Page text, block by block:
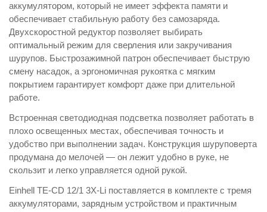
аккумулятором, который не имеет эффекта памяти и
обеспечивает стабильную работу без самозаряда.
Двухскоростной редуктор позволяет выбирать
оптимальный режим для сверления или закручивания
шурупов. Быстрозажимной патрон обеспечивает быструю
смену насадок, а эргономичная рукоятка с мягким
покрытием гарантирует комфорт даже при длительной
работе.
Встроенная светодиодная подсветка позволяет работать в
плохо освещенных местах, обеспечивая точность и
удобство при выполнении задач. Конструкция шуруповерта
продумана до мелочей — он лежит удобно в руке, не
скользит и легко управляется одной рукой.
Einhell TE-CD 12/1 3X-Li поставляется в комплекте с тремя
аккумуляторами, зарядным устройством и практичным